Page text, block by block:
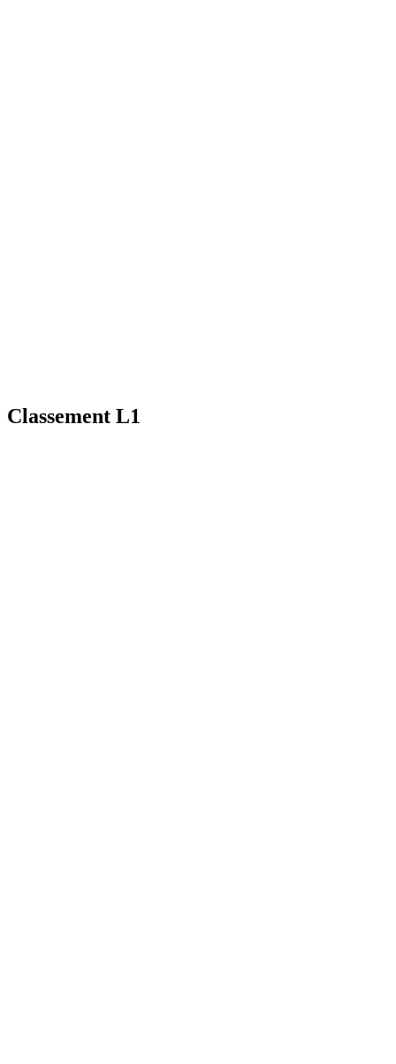
Classement L1